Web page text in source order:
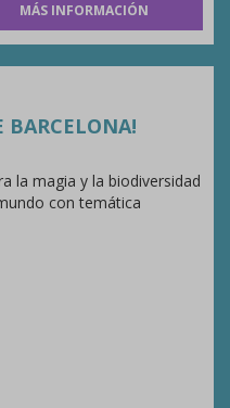
MÁS INFORMACIÓN
BARCELONA!
la magia y la biodiversidad
con temática